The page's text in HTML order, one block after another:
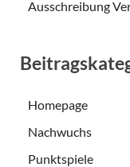
Ausschreibung
Homepage
Nachwuchs
Punktspiele